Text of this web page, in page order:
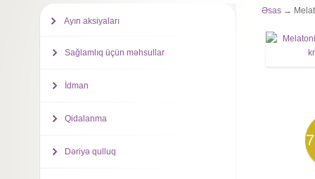
Əsas →
Ayın aksiyaları
Sağlamlıq üçün məhsullar
İdman
Qidalanma
Dəriyə qulluq